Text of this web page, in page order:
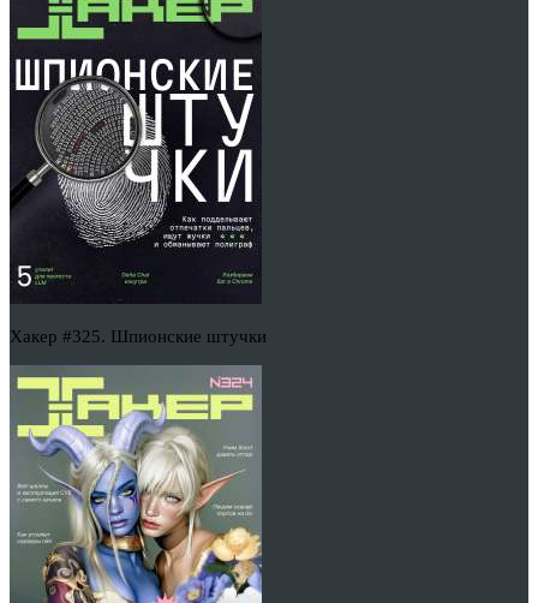
Хакер #325. Шпионские штучки